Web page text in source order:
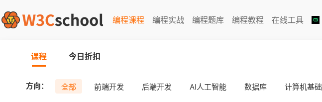
编程课程 编程实战 编程题库 编程教程 在线工具
课程 今日折扣
方向： 全部 前端开发 后端开发 AI人工智能 数据库 计算机基础